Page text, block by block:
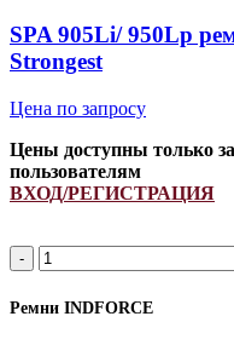
SPA 905Li/ 950Lp
Strongest
Цена по запросу
Цены доступны только
пользователям
ВХОД/РЕГИСТРАЦИЯ
SPA
905Li/
950Lp
ремень
Ремни INDFORCE